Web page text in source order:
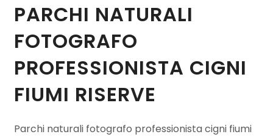
PARCHI NATURALI
FOTOGRAFO
PROFESSIONISTA CIGNI
FIUMI RISERVE
Parchi naturali fotografo professionista cigni fiumi